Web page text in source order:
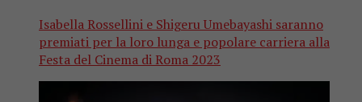
Isabella Rossellini e Shigeru Umebayashi saranno
premiati per la loro lunga e popolare carriera alla
Festa del Cinema di Roma 2023